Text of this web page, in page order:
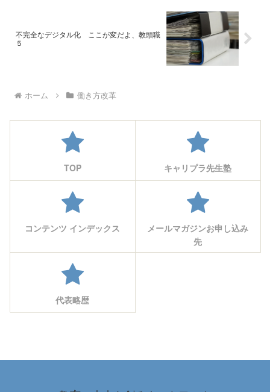
不完全なデジタル化 ここが変だよ、教頭職
５
ホーム 働き方改革
TOP キャリプラ先生塾
コンテンツ インデックス
メールマガジンお申し込み
先
代表略歴